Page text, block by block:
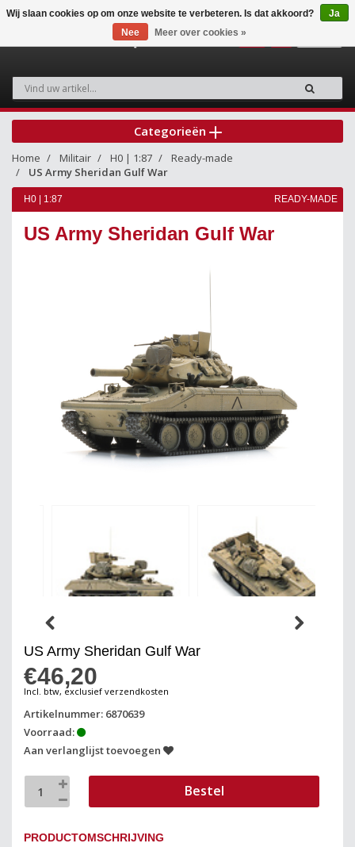
Categorieën
Home Militair H0 | 1:87
Ready-made
US Army Sheridan Gulf War
H0 | 1:87 READY-MADE
US Army Sheridan Gulf War
US Army Sheridan Gulf War
€46,20
Incl. btw, exclusief verzendkosten
Artikelnummer: 6870639
Voorraad:
Aan verlanglijst toevoegen
Bestel
PRODUCTOMSCHRIJVING
Wij slaan cookies op om onze website te verbeteren. Is dat akkoord?
Ja
Nee
Meer over cookies »